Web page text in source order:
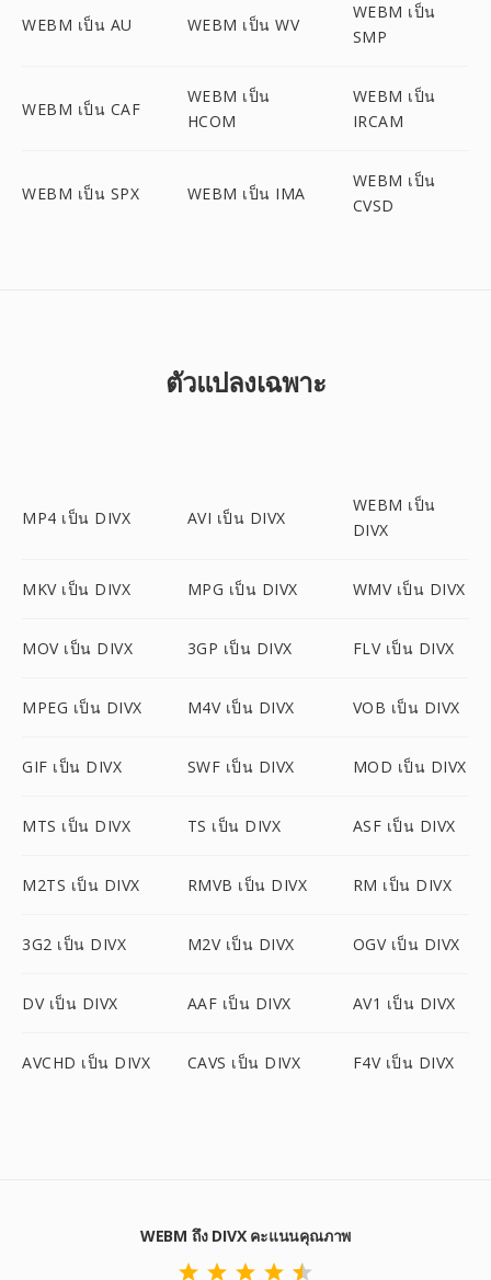
WEBM เป็น AU WEBM เป็น WV
WEBM เป็น
SMP
WEBM เป็น CAF
WEBM เป็น
HCOM
WEBM เป็น
IRCAM
WEBM เป็น SPX WEBM เป็น IMA
WEBM เป็น
CVSD
ตัวแปลงเฉพาะ
MP4 เป็น DIVX AVI เป็น DIVX
WEBM เป็น
DIVX
MKV เป็น DIVX MPG เป็น DIVX WMV เป็น DIVX
MOV เป็น DIVX 3GP เป็น DIVX FLV เป็น DIVX
MPEG เป็น DIVX M4V เป็น DIVX VOB เป็น DIVX
GIF เป็น DIVX SWF เป็น DIVX MOD เป็น DIVX
MTS เป็น DIVX TS เป็น DIVX ASF เป็น DIVX
M2TS เป็น DIVX RMVB เป็น DIVX RM เป็น DIVX
3G2 เป็น DIVX M2V เป็น DIVX OGV เป็น DIVX
DV เป็น DIVX AAF เป็น DIVX AV1 เป็น DIVX
AVCHD เป็น DIVX CAVS เป็น DIVX F4V เป็น DIVX
WEBM ถึง DIVX คะแนนคุณภาพ